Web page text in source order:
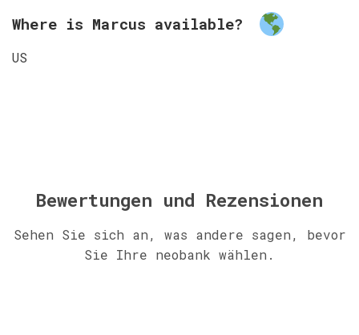
Where is Marcus available?
US
Bewertungen und Rezensionen
Sehen Sie sich an, was andere sagen, bevor
Sie Ihre neobank wählen.